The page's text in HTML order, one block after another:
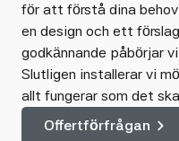
för att förstå dina
en design och ett
godkännande påbörjar
Slutligen installerar vi
allt fungerar som det
Offertförfrågan